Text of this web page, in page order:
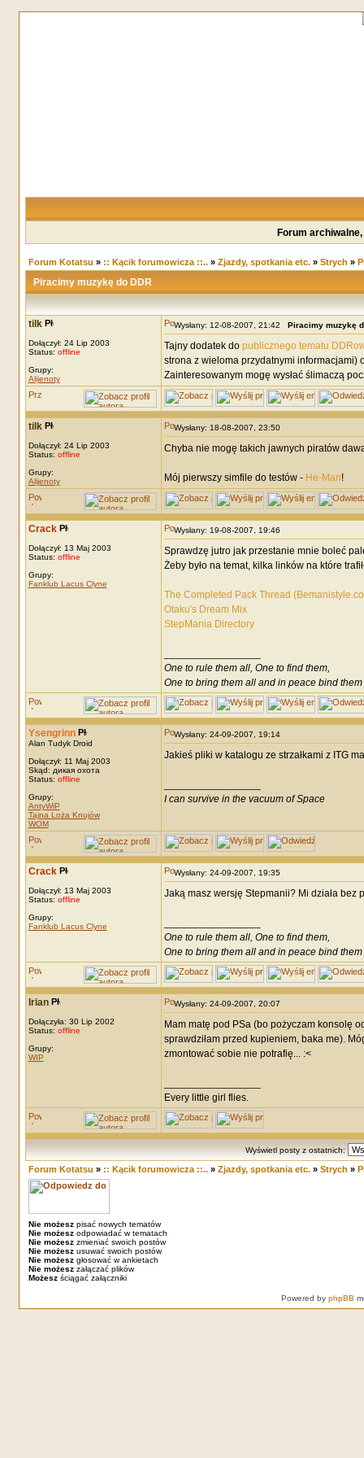
Forum
Forum Kotatsu » :: Kącik forumowicza ::..» Zjazdy, spotkania etc.» Strych »
Piracimy muzykę do DDR
tilk
Dołączył: 24 Lip 2003
Status: offline
Grupy:
Alijenoty
Wysłany: 12-08-2007, 21:42 Piracimy muzykę
Tajny dodatek do publicznego tematu
strona z wieloma przydatnymi informacjami)
Zainteresowanym mogę wysłać ślimaczą
tilk
Dołączył: 24 Lip 2003
Status: offline
Grupy:
Alijenoty
Wysłany: 18-08-2007, 23:50
Chyba nie mogę takich jawnych piratów
Mój pierwszy simfile do testów - He-Man!
Crack
Dołączył: 13 Maj 2003
Status: offline
Grupy:
Fanklub Lacus Clyne
Wysłany: 19-08-2007, 19:46
Sprawdzę jutro jak przestanie mnie boleć
Żeby było na temat, kilka linków na które
The Completed Pack Thread
Otaku's Dream Mix
StepMania Directory
One to rule them all, One to find them,
One to bring them all and in peace bind them
Ysengrinn
Alan Tudyk Droid
Dołączył: 11 Maj 2003
Skąd: дикая охота
Status: offline
Grupy:
AntyWiP
Tajna Loża Knujów
WOM
Wysłany: 24-09-2007, 19:14
Jakieś pliki w katalogu ze strzałkami z ITG
I can survive in the vacuum of Space
Crack
Dołączył: 13 Maj 2003
Status: offline
Grupy:
Fanklub Lacus Clyne
Wysłany: 24-09-2007, 19:35
Jaką masz wersję Stepmanii? Mi działa
One to rule them all, One to find them,
One to bring them all and in peace bind them
Irian
Dołączyła: 30 Lip 2002
Status: offline
Grupy:
WIP
Wysłany: 24-09-2007, 20:07
Mam matę pod PSa (bo pożyczam konsolę
sprawdziłam przed kupieniem, baka me).
zmontować sobie nie potrafię... :<
Every little girl flies.
Wyświetl posty z ostatnich:
Forum Kotatsu » :: Kącik forumowicza ::..» Zjazdy, spotkania etc.» Strych »
Nie możeszpisać nowych tematów
Nie możeszodpowiadać w tematach
Nie możeszzmieniać swoich postów
Nie możeszusuwać swoich postów
Nie możeszgłosować w ankietach
Nie możeszzałączać plików
Możeszściągać załączniki
Powered by phpBB